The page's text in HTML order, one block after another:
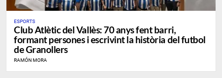
ESPORTS
Club Atlètic del Vallès: 70 anys fent barri,
formant persones i escrivint la història del futbol
de Granollers
RAMÓN MORA